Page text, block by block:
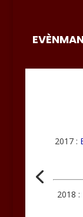
2017 :
2018 :